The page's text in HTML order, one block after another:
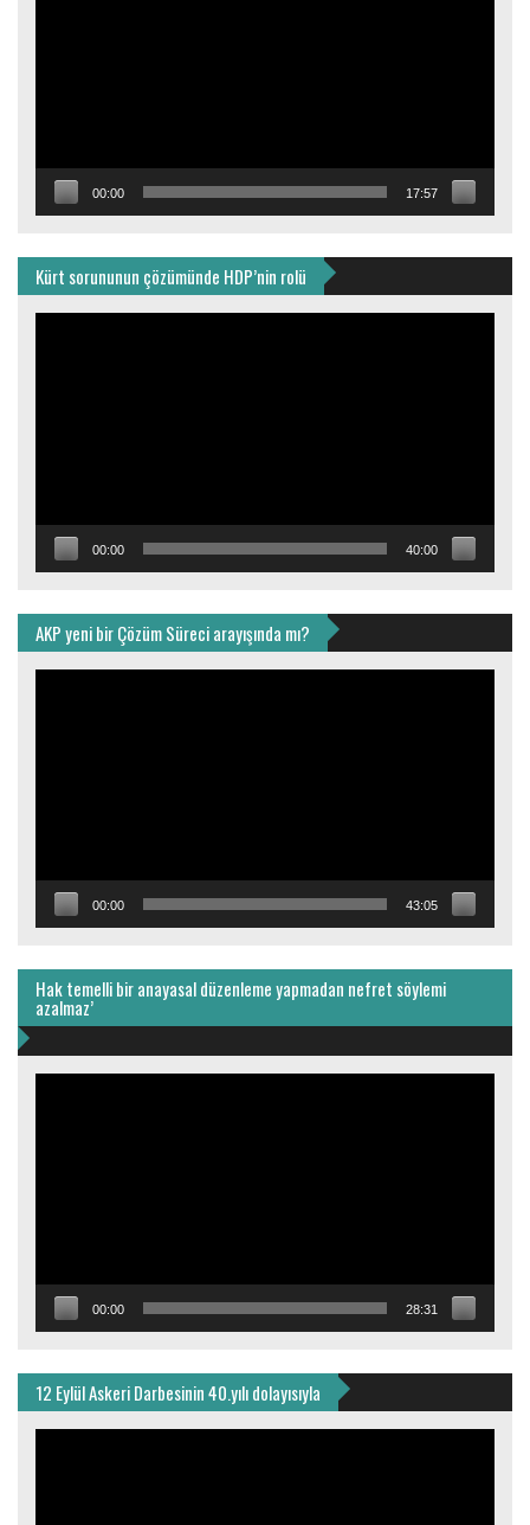
00:00 17:57
Kürt sorununun çözümünde HDP’nin rolü
00:00 40:00
AKP yeni bir Çözüm Süreci arayışında mı?
00:00 43:05
Hak temelli bir anayasal düzenleme yapmadan nefret söylemi
azalmaz’
00:00 28:31
12 Eylül Askeri Darbesinin 40.yılı dolayısıyla